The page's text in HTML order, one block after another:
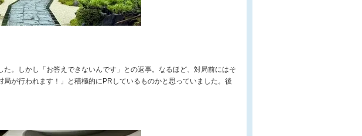
た。しかし「お答えできないんです」との返事。なるほど、対局前にはそ
が行われます！」と積極的にPRしているものかと思っていました。後